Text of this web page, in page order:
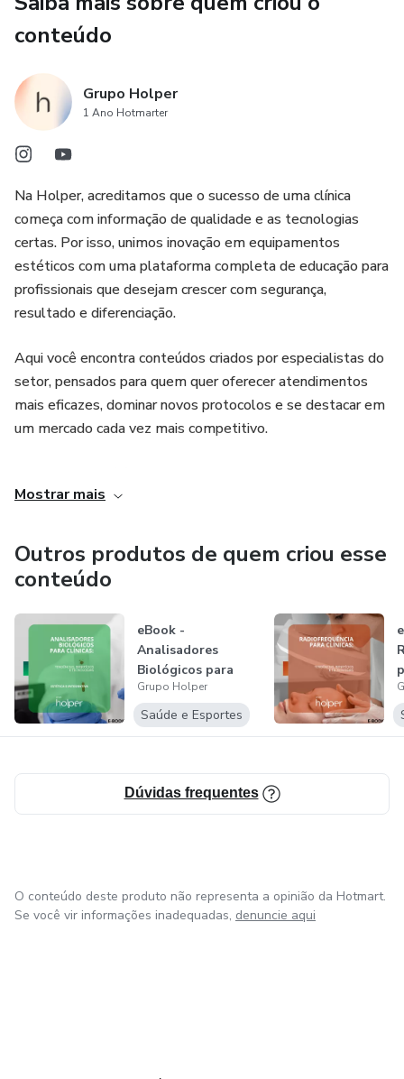
conteúdo
Grupo Holper
1 Ano Hotmarter
Na Holper, acreditamos que o sucesso de uma clínica
começa com informação de qualidade e as tecnologias
certas. Por isso, unimos inovação em equipamentos
estéticos com uma plataforma completa de educação para
profissionais que desejam crescer com segurança,
resultado e diferenciação.
Aqui você encontra conteúdos criados por especialistas do
setor, pensados para quem quer oferecer atendimentos
mais eficazes, dominar novos protocolos e se destacar em
um mercado cada vez mais competitivo.
conhecimento impulsiona resultados.
Mostrar mais
Outros produtos de quem criou esse
conteúdo
eBook -
Analisadores
Biológicos para
Clínicas
Grupo Holper
Saúde e Esportes
Dúvidas frequentes
O conteúdo deste produto não representa a opinião da Hotmart.
Se você vir informações inadequadas, denuncie aqui